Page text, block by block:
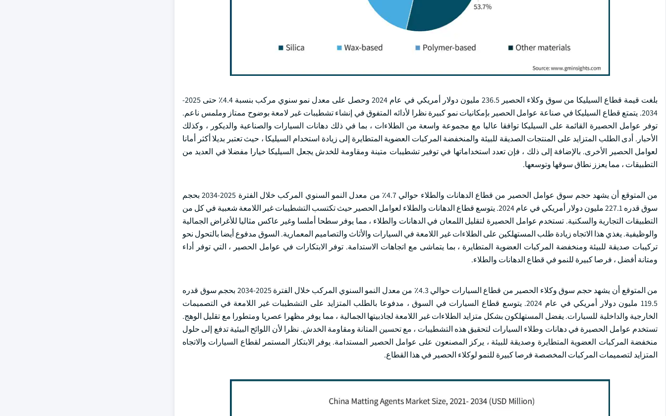
بلغت قيمة قطاع السيليكا من سوق وكلاء الحصير 236.5 مليون دولار أمريكي في عام 2024 وحصل على معدل نمو سنوي مركب بنسبة 4.4٪ حتى 2025-
2034. يتمتع قطاع السيليكا في صناعة عوامل الحصير بإمكانيات نمو كبيرة نظرا لأدائه المتفوق في إنشاء تشطيبات غير لامعة بوضوح ممتاز وملمس ناعم.
توفر عوامل الحصيرة القائمة على السيليكا توافقا عاليا مع مجموعة واسعة من الطلاءات ، بما في ذلك دهانات السيارات والصناعية والديكور ، وكذلك
الأحبار. أدى الطلب المتزايد على المنتجات الصديقة للبيئة والمنخفضة المركبات العضوية المتطايرة إلى زيادة استخدام السيليكا ، حيث تعتبر بديلا أكثر أمانا
لعوامل الحصير الأخرى. بالإضافة إلى ذلك ، فإن تعدد استخداماتها في توفير تشطيبات متينة ومقاومة للخدش يجعل السيليكا خيارا مفضلا في العديد من
التطبيقات ، مما يعزز نطاق سوقها وتوسعها.
من المتوقع أن يشهد حجم سوق عوامل الحصير من قطاع الدهانات والطلاء حوالي 4.7٪ من معدل النمو السنوي المركب خلال الفترة 2025-2034 بحجم
سوق قدره 227.1 مليون دولار أمريكي في عام 2024. يتوسع قطاع الدهانات والطلاء لعوامل الحصير حيث تكتسب التشطيبات غير اللامعة شعبية في كل من
التطبيقات التجارية والسكنية. تستخدم عوامل الحصيرة لتقليل اللمعان في الدهانات والطلاء ، مما يوفر سطحا أملسا وغير عاكس مثاليا للأغراض الجمالية
والوظيفية. يغذي هذا الاتجاه زيادة طلب المستهلكين على الطلاءات غير اللامعة في السيارات والأثاث والتصاميم المعمارية. السوق مدفوع أيضا بالتحول نحو
تركيبات صديقة للبيئة ومنخفضة المركبات العضوية المتطايرة ، بما يتماشى مع اتجاهات الاستدامة. توفر الابتكارات في عوامل الحصير ، التي توفر أداء
ومتانة أفضل ، فرصا كبيرة للنمو في قطاع الدهانات والطلاء.
من المتوقع أن يشهد حجم سوق وكلاء الحصير من قطاع السيارات حوالي 4.3٪ من معدل النمو السنوي المركب خلال الفترة 2025-2034 بحجم سوق قدره
119.5 مليون دولار أمريكي في عام 2024. يتوسع قطاع السيارات في السوق ، مدفوعا بالطلب المتزايد على التشطيبات غير اللامعة في التصميمات
الخارجية والداخلية للسيارات. يفضل المستهلكون بشكل متزايد الطلاءات غير اللامعة لجاذبيتها الجمالية ، مما يوفر مظهرا عصريا ومتطورا مع تقليل الوهج.
تستخدم عوامل الحصيرة في دهانات وطلاء السيارات لتحقيق هذه التشطيبات ، مع تحسين المتانة ومقاومة الخدش. نظرا لأن اللوائح البيئية تدفع إلى حلول
منخفضة المركبات العضوية المتطايرة وصديقة للبيئة ، يركز المصنعون على عوامل الحصير المستدامة. يوفر الابتكار المستمر لقطاع السيارات والاتجاه
المتزايد لتصميمات المركبات المخصصة فرصا كبيرة للنمو لوكلاء الحصير في هذا القطاع.